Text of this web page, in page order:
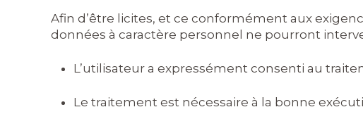
Afin d’être licites, et ce conformément aux
données à caractère personnel ne pourront
L’utilisateur a expressément consenti au
Le traitement est nécessaire à la bonne